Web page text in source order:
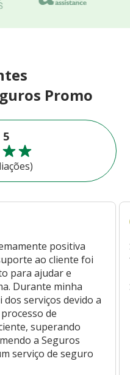
Promo
5
positiva
ao cliente foi
para ajudar e
Durante minha
serviços devido a
de
superando
a Seguros
serviço de seguro